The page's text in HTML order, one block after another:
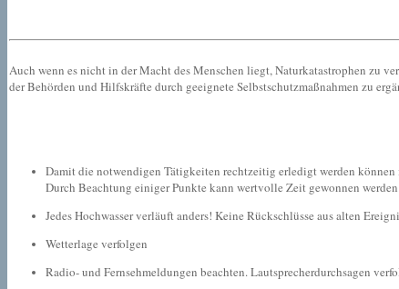
Auch wenn es nicht in der Macht des Menschen liegt, Naturkatastrophen zu
der Behörden und Hilfskräfte durch geeignete Selbstschutzmaßnahmen zu
Damit die notwendigen Tätigkeiten rechtzeitig erledigt werden können
Durch Beachtung einiger Punkte kann wertvolle Zeit gewonnen
Jedes Hochwasser verläuft anders! Keine Rückschlüsse aus alten
Wetterlage verfolgen
Radio- und Fernsehmeldungen beachten. Lautsprecherdurchsagen